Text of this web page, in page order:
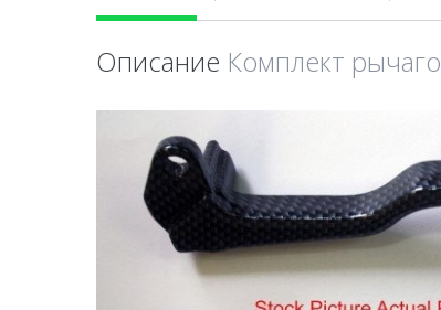
Описание Комплект